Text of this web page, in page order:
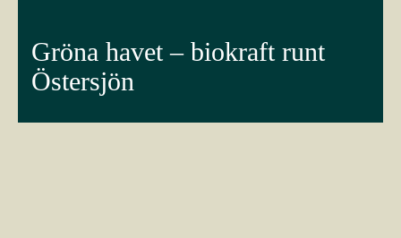
Gröna havet – biokraft runt
Östersjön